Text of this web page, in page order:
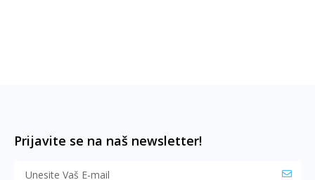
Prijavite se na naš newsletter!